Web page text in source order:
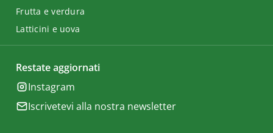
Frutta e verdura
Latticini e uova
Restate aggiornati
Instagram
Iscrivetevi alla nostra newsletter